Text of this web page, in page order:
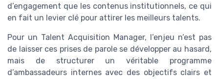
d’engagement que les contenus institutionnels, ce qui
en fait un levier clé pour attirer les meilleurs talents.
Pour un Talent Acquisition Manager, l’enjeu n’est pas
de laisser ces prises de parole se développer au hasard,
mais de structurer un véritable programme
d’ambassadeurs internes avec des objectifs clairs et